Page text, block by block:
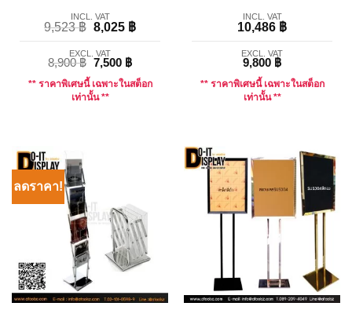
INCL. VAT
9,523฿ 8,025 ฿
EXCL. VAT
8,900฿ 7,500 ฿
** ราคาพิเศษนี้ เฉพาะในสต็อก
เท่านั้น **
INCL. VAT
10,486 ฿
EXCL. VAT
9,800 ฿
** ราคาพิเศษนี้ เฉพาะในสต็อก
เท่านั้น **
ลดราคา!